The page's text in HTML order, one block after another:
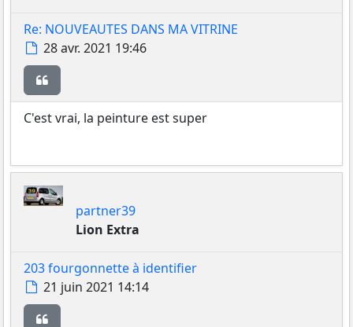
Re: NOUVEAUTES DANS MA VITRINE
Message
28 avr. 2021 19:46
C'est vrai, la peinture est super
partner39
Lion Extra
203 fourgonnette à identifier
Message
21 juin 2021 14:14